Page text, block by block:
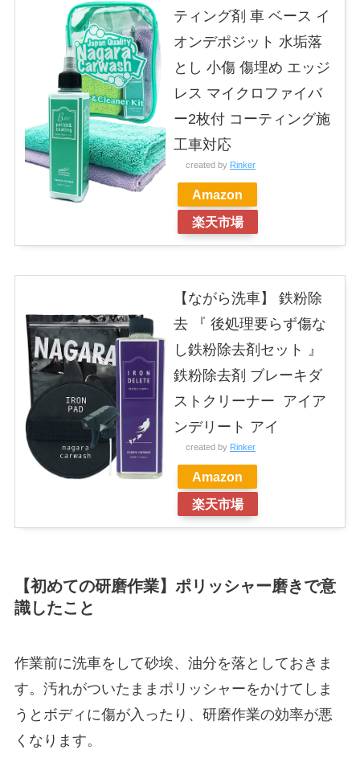
ティング剤 車 ベース イ
オンデポジット 水垢落
とし 小傷 傷埋め エッジ
レス マイクロファイバ
ー2枚付 コーティング施
工車対応
created by Rinker
Amazon
楽天市場
【ながら洗車】 鉄粉除
去 『 後処理要らず傷な
し鉄粉除去剤セット 』
鉄粉除去剤 ブレーキダ
ストクリーナー アイア
ンデリート アイ
created by Rinker
Amazon
楽天市場
【初めての研磨作業】ポリッシャー磨きで意
識したこと
作業前に洗車をして砂埃、油分を落としておきま
す。汚れがついたままポリッシャーをかけてしま
うとボディに傷が入ったり、研磨作業の効率が悪
くなります。